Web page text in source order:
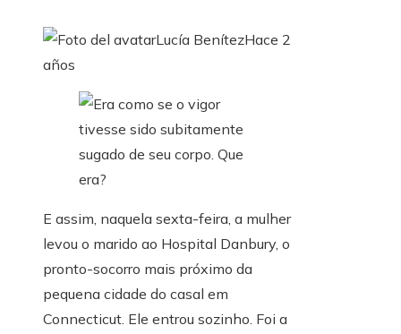
Lucía BenítezHace 2
años
E assim, naquela sexta-feira, a mulher
levou o marido ao Hospital Danbury, o
pronto-socorro mais próximo da
pequena cidade do casal em
Connecticut. Ele entrou sozinho. Foi a